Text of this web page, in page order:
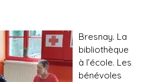
Bresnay. La
bibliothèque
à l’école. Les
bénévoles